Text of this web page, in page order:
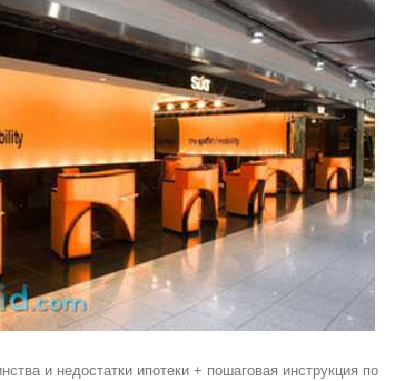
и недостатки ипотеки + пошаговая инструкция по